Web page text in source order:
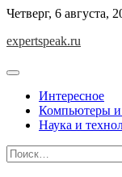
Skip
content
Четверг, 6 августа,
expertspeak.ru
Интересное
Компьютеры
Наука и
Найти: